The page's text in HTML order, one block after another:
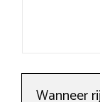
Wanneer